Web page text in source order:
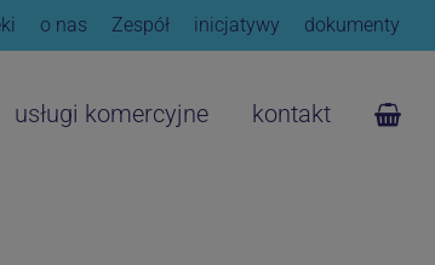
o nas Zespół inicjatywy dokumenty
usługi komercyjne kontakt